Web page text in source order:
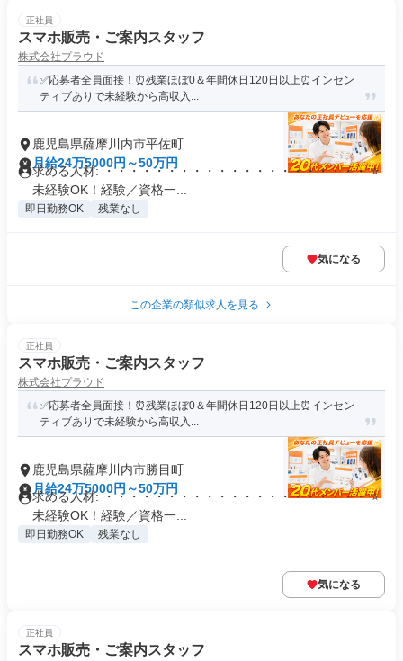
正社員
スマホ販売・ご案内スタッフ
株式会社プラウド
✅応募者全員面接！⏰残業ほぼ0＆年間休日120日以上⏰インセン
ティブありで未経験から高収入...
鹿児島県薩摩川内市平佐町
月給24万5000円～50万円
求める人材: ・・・・・・・・・・・・・・・・・・・・・ ⭐
未経験OK！経験／資格一...
即日勤務OK 残業なし
気になる
この企業の類似求人を見る
正社員
スマホ販売・ご案内スタッフ
株式会社プラウド
✅応募者全員面接！⏰残業ほぼ0＆年間休日120日以上⏰インセン
ティブありで未経験から高収入...
鹿児島県薩摩川内市勝目町
月給24万5000円～50万円
求める人材: ・・・・・・・・・・・・・・・・・・・・・ ⭐
未経験OK！経験／資格一...
即日勤務OK 残業なし
気になる
正社員
スマホ販売・ご案内スタッフ